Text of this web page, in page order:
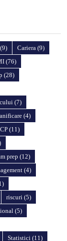
Cariera(9)
(76)
(28)
(7)
(4)
(11)
prep (12)
(4)
riscuri(5)
(5)
Statistici(11)